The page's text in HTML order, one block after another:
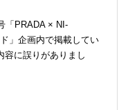
「PRADA × NI-
」企画内で掲載してい
容に誤りがありまし